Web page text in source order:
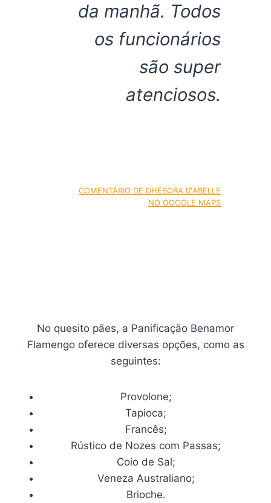
da manhã. Todos
os funcionários
são super
atenciosos.
COMENTÁRIO DE DHÉBORA IZABELLE
NO GOOGLE MAPS
No quesito pães, a Panificação Benamor
Flamengo oferece diversas opções, como as
seguintes:
Provolone;
Tapioca;
Francês;
Rústico de Nozes com Passas;
Coio de Sal;
Veneza Australiano;
Brioche.